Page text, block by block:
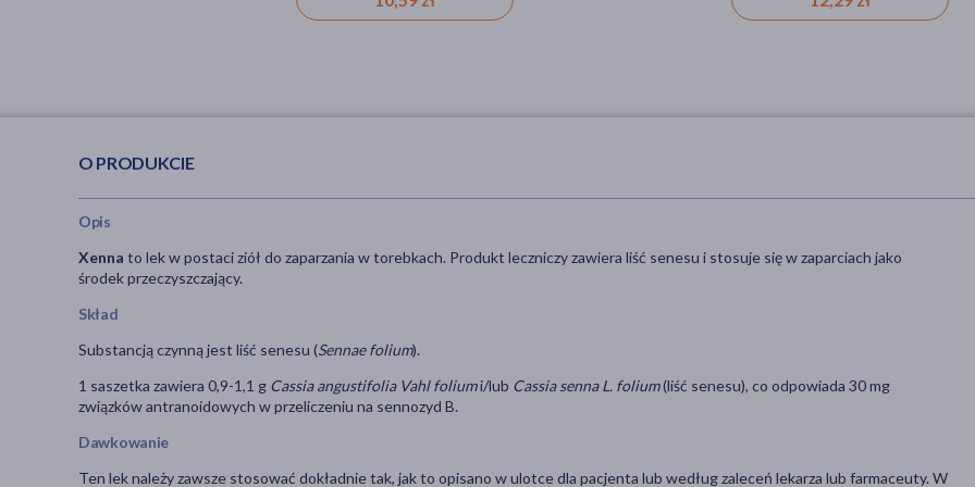
O PRODUKCIE
Opis
Xenna to lek w postaci ziół do zaparzania w torebkach. Produkt leczniczy zawiera liść senesu i stosuje się w zaparciach jako
środek przeczyszczający.
Skład
Substancją czynną jest liść senesu (Sennae folium).
1 saszetka zawiera 0,9-1,1 g Cassia angustifolia Vahl foliumi/lub Cassia senna L. folium(liść senesu), co odpowiada 30 mg
związków antranoidowych w przeliczeniu na sennozyd B.
Dawkowanie
Ten lek należy zawsze stosować dokładnie tak, jak to opisano w ulotce dla pacjenta lub według zaleceń lekarza lub farmaceuty. W